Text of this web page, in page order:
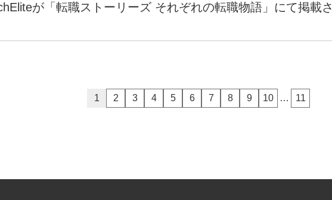
が「転職ストーリーズ それぞれの転職物語」にて掲載さ
1 2 3 4 5 6 7 8 9 10 … 11